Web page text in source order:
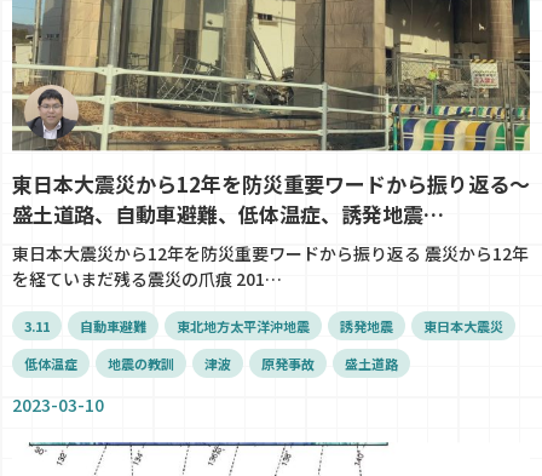
東日本大震災から12年を防災重要ワードから振り返る～
盛土道路、自動車避難、低体温症、誘発地震…
東日本大震災から12年を防災重要ワードから振り返る 震災から12年
を経ていまだ残る震災の爪痕 201…
3.11 自動車避難 東北地方太平洋沖地震 誘発地震
東日本大震災
低体温症
地震の教訓 津波 原発事故 盛土道路
2023-03-10